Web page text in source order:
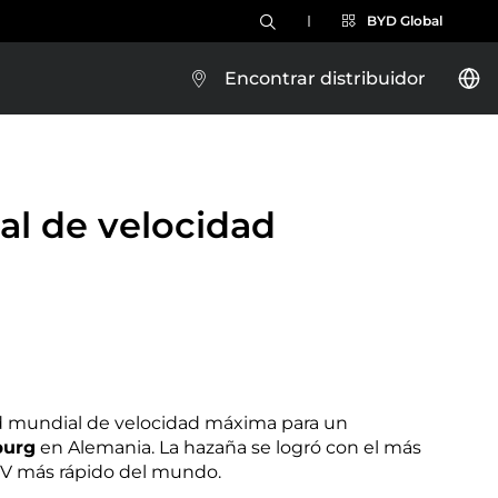
Encontrar distribuidor
Guatemala
BYD Global
de velocidad
mundial de velocidad máxima para un
en Alemania. La hazaña se logró con el más
más rápido del mundo.